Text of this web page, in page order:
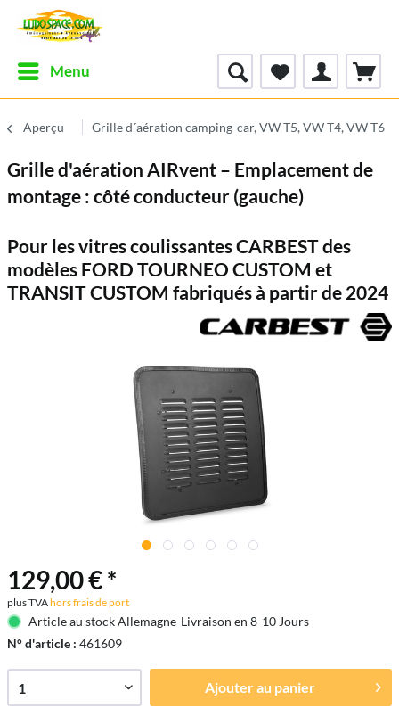
Menu
Aperçu Grille d´aération camping-car, VW T5, VW T4, VW T6
Grille d'aération AIRvent – Emplacement de
montage : côté conducteur (gauche)
Pour les vitres coulissantes CARBEST des
modèles FORD TOURNEO CUSTOM et
TRANSIT CUSTOM fabriqués à partir de 2024
129,00 € *
plus TVAhors frais de port
Article au stock Allemagne-Livraison en 8-10 Jours
N° d'article : 461609
Ajouter au panier